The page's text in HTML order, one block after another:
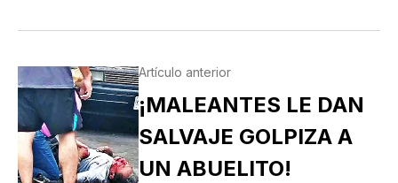
Artículo anterior
¡MALEANTES LE DAN
SALVAJE GOLPIZA A
UN ABUELITO!